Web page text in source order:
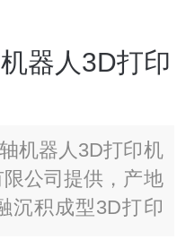
器人3D打印
机器人3D打印机
公司提供，产地
沉积成型3D打印